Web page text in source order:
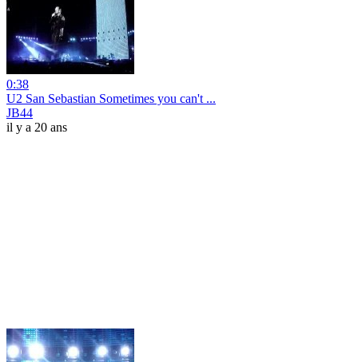
0:38
U2 San Sebastian Sometimes you can't ...
JB44
il y a 20 ans